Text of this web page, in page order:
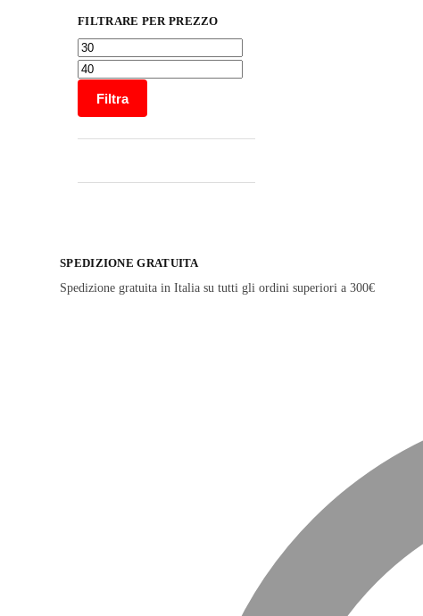
FILTRARE PER PREZZO
Filtra
SPEDIZIONE GRATUITA
Spedizione gratuita in Italia su tutti gli ordini superiori a 300€